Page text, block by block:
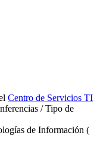
Centro de Servicios TI
/ Tipo de
de Información (